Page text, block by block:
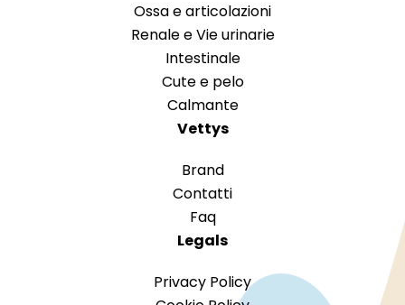
Ossa e articolazioni
Renale e Vie urinarie
Intestinale
Cute e pelo
Calmante
Vettys
Brand
Contatti
Faq
Legals
Privacy Policy